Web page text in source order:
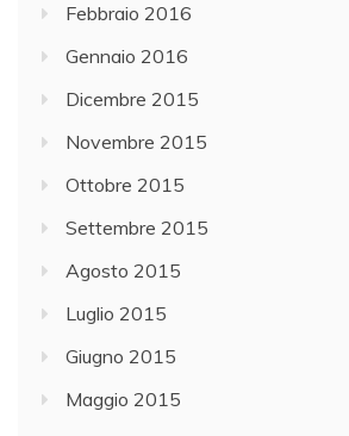
Febbraio 2016
Gennaio 2016
Dicembre 2015
Novembre 2015
Ottobre 2015
Settembre 2015
Agosto 2015
Luglio 2015
Giugno 2015
Maggio 2015